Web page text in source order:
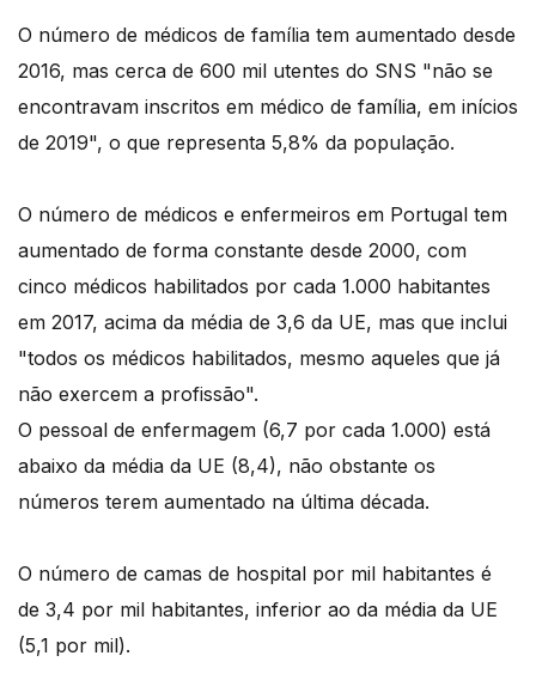
O número de médicos de família tem aumentado desde
2016, mas cerca de 600 mil utentes do SNS "não se
encontravam inscritos em médico de família, em inícios
de 2019", o que representa 5,8% da população.
O número de médicos e enfermeiros em Portugal tem
aumentado de forma constante desde 2000, com
cinco médicos habilitados por cada 1.000 habitantes
em 2017, acima da média de 3,6 da UE, mas que inclui
"todos os médicos habilitados, mesmo aqueles que já
não exercem a profissão".
O pessoal de enfermagem (6,7 por cada 1.000) está
abaixo da média da UE (8,4), não obstante os
números terem aumentado na última década.
O número de camas de hospital por mil habitantes é
de 3,4 por mil habitantes, inferior ao da média da UE
(5,1 por mil).